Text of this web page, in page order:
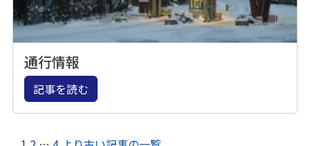
通行情報
記事を読む